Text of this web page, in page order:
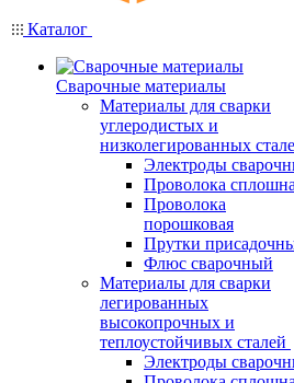
Каталог
Сварочные материалы
Материалы для сварки
углеродистых и
низколегированных
Электроды
Проволока
Проволока
порошковая
Прутки
Флюс сварочный
Материалы для сварки
легированных
высокопрочных и
теплоустойчивых сталей
Электроды